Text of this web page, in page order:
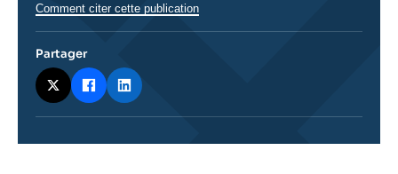
Comment citer cette publication
Partager